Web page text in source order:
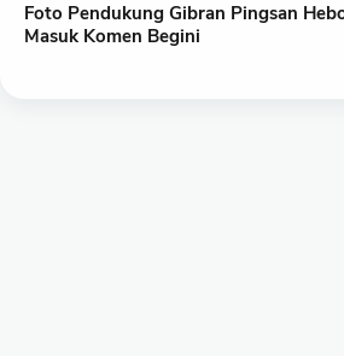
Foto Pendukung Gibran Pingsan
Masuk Komen Begini